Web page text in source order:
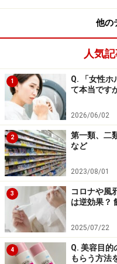
他の
人気
1
Q. 「女性ホ
て本当です
2026/06/02
2
第一類、二
など
2023/08/01
3
コロナや風
は逆効果？
2025/07/22
4
Q. 美容目的
もらう方法